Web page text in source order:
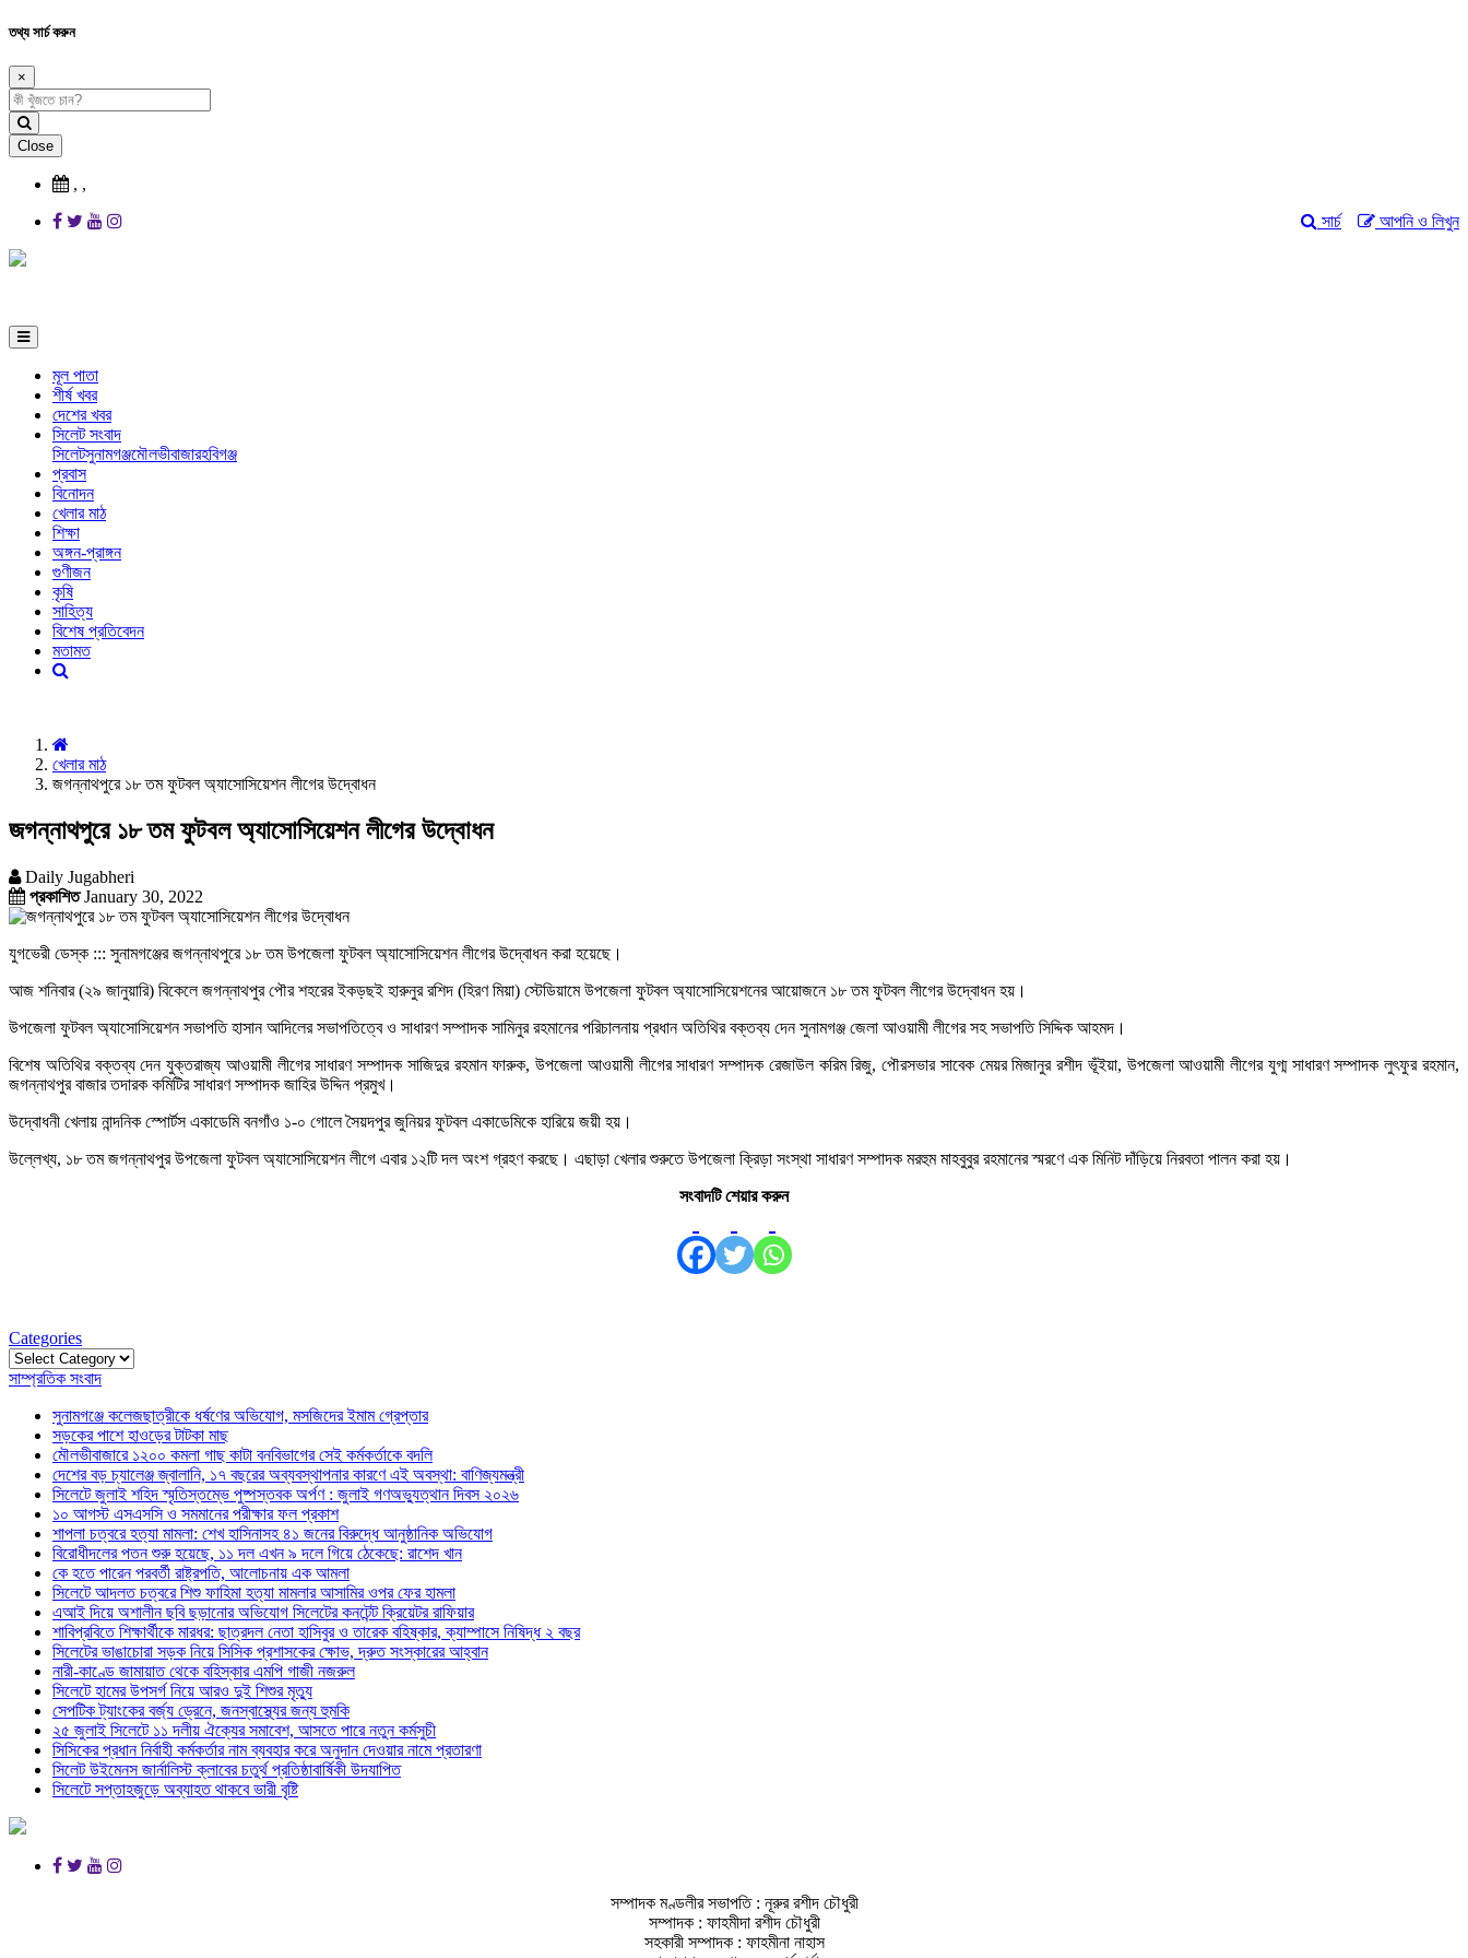
তথ্য সার্চ করুন
×
Close
, ,
আপনি ও লিখুন
সার্চ
মূল পাতা
শীর্ষ খবর
দেশের খবর
সিলেট সংবাদ
সিলেটসুনামগঞ্জমৌলভীবাজারহবিগঞ্জ
প্রবাস
বিনোদন
খেলার মাঠ
শিক্ষা
অঙ্গন-প্রাঙ্গন
গুণীজন
কৃষি
সাহিত্য
বিশেষ প্রতিবেদন
মতামত
খেলার মাঠ
জগন্নাথপুরে ১৮ তম ফুটবল অ্যাসোসিয়েশন লীগের উদ্বোধন
জগন্নাথপুরে ১৮ তম ফুটবল অ্যাসোসিয়েশন লীগের উদ্বোধন
Daily Jugabheri
প্রকাশিতJanuary 30, 2022
যুগভেরী ডেস্ক ::: সুনামগঞ্জের জগন্নাথপুরে ১৮ তম উপজেলা ফুটবল অ্যাসোসিয়েশন লীগের উদ্বোধন করা হয়েছে।
আজ শনিবার (২৯ জানুয়ারি) বিকেলে জগন্নাথপুর পৌর শহরের ইকড়ছই হারুনুর রশিদ (হিরণ মিয়া) স্টেডিয়ামে উপজেলা ফুটবল অ্যাসোসিয়েশনের আয়োজনে ১৮ তম ফুটবল লীগের উদ্বোধন হয়।
উপজেলা ফুটবল অ্যাসোসিয়েশন সভাপতি হাসান আদিলের সভাপতিত্বে ও সাধারণ সম্পাদক সামিনুর রহমানের পরিচালনায় প্রধান অতিথির বক্তব্য দেন সুনামগঞ্জ জেলা আওয়ামী লীগের সহ সভাপতি সিদ্দিক আহমদ।
বিশেষ অতিথির বক্তব্য দেন যুক্তরাজ্য আওয়ামী লীগের সাধারণ সম্পাদক সাজিদুর রহমান ফারুক, উপজেলা আওয়ামী লীগের সাধারণ সম্পাদক রেজাউল করিম রিজু, পৌরসভার সাবেক মেয়র মিজানুর রশীদ ভূঁইয়া, উপজেলা আওয়ামী লীগের যুগ্ম সাধারণ সম্পাদক লুৎফুর রহমান,
জগন্নাথপুর বাজার তদারক কমিটির সাধারণ সম্পাদক জাহির উদ্দিন প্রমুখ।
উদ্বোধনী খেলায় নান্দনিক স্পোর্টস একাডেমি বনগাঁও ১-০ গোলে সৈয়দপুর জুনিয়র ফুটবল একাডেমিকে হারিয়ে জয়ী হয়।
উল্লেখ্য, ১৮ তম জগন্নাথপুর উপজেলা ফুটবল অ্যাসোসিয়েশন লীগে এবার ১২টি দল অংশ গ্রহণ করছে। এছাড়া খেলার শুরুতে উপজেলা ক্রিড়া সংস্থা সাধারণ সম্পাদক মরহুম মাহবুবুর রহমানের স্মরণে এক মিনিট দাঁড়িয়ে নিরবতা পালন করা হয়।
সংবাদটি শেয়ার করুন
Categories
Categories
সাম্প্রতিক সংবাদ
সুনামগঞ্জে কলেজছাত্রীকে ধর্ষণের অভিযোগ, মসজিদের ইমাম গ্রেপ্তার
সড়কের পাশে হাওড়ের টাটকা মাছ
মৌলভীবাজারে ১২০০ কমলা গাছ কাটা বনবিভাগের সেই কর্মকর্তাকে বদলি
দেশের বড় চ্যালেঞ্জ জ্বালানি, ১৭ বছরের অব্যবস্থাপনার কারণে এই অবস্থা: বাণিজ্যমন্ত্রী
সিলেটে জুলাই শহিদ স্মৃতিস্তম্ভে পুষ্পস্তবক অর্পণ : জুলাই গণঅভ্যুত্থান দিবস ২০২৬
১০ আগস্ট এসএসসি ও সমমানের পরীক্ষার ফল প্রকাশ
শাপলা চত্বরে হত্যা মামলা: শেখ হাসিনাসহ ৪১ জনের বিরুদ্ধে আনুষ্ঠানিক অভিযোগ
বিরোধীদলের পতন শুরু হয়েছে, ১১ দল এখন ৯ দলে গিয়ে ঠেকেছে: রাশেদ খান
কে হতে পারেন পরবর্তী রাষ্ট্রপতি, আলোচনায় এক আমলা
সিলেটে আদলত চত্বরে শিশু ফাহিমা হত্যা মামলার আসামির ওপর ফের হামলা
এআই দিয়ে অশালীন ছবি ছড়ানোর অভিযোগ সিলেটের কনটেন্ট ক্রিয়েটর রাফিয়ার
শাবিপ্রবিতে শিক্ষার্থীকে মারধর: ছাত্রদল নেতা হাসিবুর ও তারেক বহিষ্কার, ক্যাম্পাসে নিষিদ্ধ ২ বছর
সিলেটের ভাঙাচোরা সড়ক নিয়ে সিসিক প্রশাসকের ক্ষোভ, দ্রুত সংস্কারের আহ্বান
নারী-কাণ্ডে জামায়াত থেকে বহিস্কার এমপি গাজী নজরুল
সিলেটে হামের উপসর্গ নিয়ে আরও দুই শিশুর মৃত্যু
সেপটিক ট্যাংকের বর্জ্য ড্রেনে, জনস্বাস্থ্যের জন্য হুমকি
২৫ জুলাই সিলেটে ১১ দলীয় ঐক্যের সমাবেশ, আসতে পারে নতুন কর্মসুচী
সিসিকের প্রধান নির্বাহী কর্মকর্তার নাম ব্যবহার করে অনুদান দেওয়ার নামে প্রতারণা
সিলেট উইমেনস জার্নালিস্ট ক্লাবের চতুর্থ প্রতিষ্ঠাবার্ষিকী উদযাপিত
সিলেটে সপ্তাহজুড়ে অব্যাহত থাকবে ভারী বৃষ্টি
সম্পাদক মণ্ডলীর সভাপতি : নূরুর রশীদ চৌধুরী
সম্পাদক : ফাহমীদা রশীদ চৌধুরী
সহকারী সম্পাদক : ফাহমীনা নাহাস